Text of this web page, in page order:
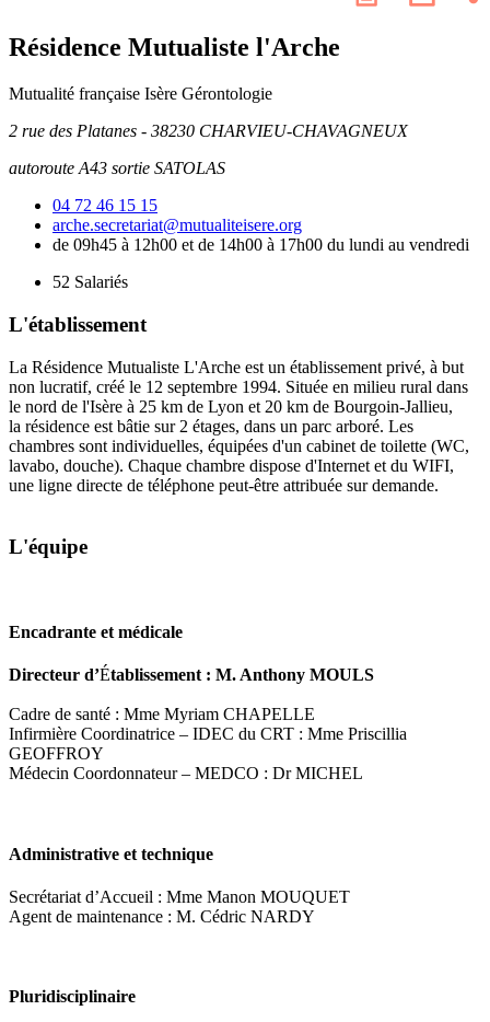
Résidence Mutualiste l'Arche
Mutualité française Isère Gérontologie
2 rue des Platanes - 38230 CHARVIEU-CHAVAGNEUX
autoroute A43 sortie SATOLAS
04 72 46 15 15
arche.secretariat@mutualiteisere.org
de 09h45 à 12h00 et de 14h00 à 17h00 du lundi au vendredi
52 Salariés
L'établissement
La Résidence Mutualiste L'Arche est un établissement privé, à but
non lucratif, créé le 12 septembre 1994. Située en milieu rural dans
le nord de l'Isère à 25 km de Lyon et 20 km de Bourgoin-Jallieu,
la résidence est bâtie sur 2 étages, dans un parc arboré. Les
chambres sont individuelles, équipées d'un cabinet de toilette (WC,
lavabo, douche). Chaque chambre dispose d'Internet et du WIFI,
une ligne directe de téléphone peut-être attribuée sur demande.
L'équipe
Encadrante et médicale
Directeur d’Établissement : M. Anthony MOULS
Cadre de santé : Mme Myriam CHAPELLE
Infirmière Coordinatrice – IDEC du CRT : Mme Priscillia
GEOFFROY
Médecin Coordonnateur – MEDCO : Dr MICHEL
Administrative et technique
Secrétariat d’Accueil : Mme Manon MOUQUET
Agent de maintenance : M. Cédric NARDY
Pluridisciplinaire